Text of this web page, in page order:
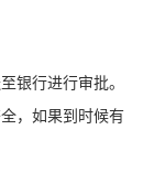
银行进行审批。
，如果到时候有